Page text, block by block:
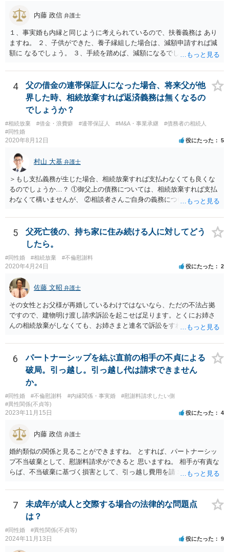
内藤 政信 弁護士
１、事実婚も内縁と同じように考えられているので、扶養義務は あり
ますね。 ２、子供ができた、養子縁組した場合は、減額申請すれば減
額に なるでしょう。 ３、手続を踏めば、減額になるでしょう。 ４、
しょう。 いろいろ議論のあるところですが、実務は上記のような運用
でしょう。
4
父の借金の連帯保証人になった場合、将来父が他
界した時、相続放棄すれば返済義務は無くなるの
でしょうか？
#相続放棄 #借金・浪費癖 #連帯保証人 #M&A・事業承継
#債務者の相続人
#同性婚
2020年8月12日 役にたった 5
村山 大基 弁護士
＞もし支払義務が生じた場合、相続放棄すれば支払わなくても良くな
るのでしょうか…？ ①御父上の債務については、相続放棄すれば支払
わなくて構いませんが、 ②相談者さんご自身の義務については、契約
いないので何とも言えません。 そもそも、何の義務も負わないなら、
印鑑証明まで用意して推定相続人にサインさせる意味もないような気
がします。 もし何らかの義務を相続放棄しても負う内容だと困ります
ので、契約書の文面を持って、弁護士に相談に行かれることをお勧め
します。
5
父死亡後の、持ち家に住み続ける人に対してどう
したら。
#同性婚 #相続放棄 #不倫慰謝料
2020年4月24日 役にたった 2
佐藤 文昭 弁護士
その女性とお父様が再婚しているわけではないなら、ただの不法占拠
ですので、建物明け渡し請求訴訟を起こせば足ります。とくにお姉さ
んの相続放棄がしなくても、お姉さまと連名で訴訟をすればいいだけ
6
パートナーシップを結ぶ直前の相手の不貞による
破局。引っ越し。引っ越し代は請求できません
か。
#同性婚 #不倫慰謝料 #内縁関係・事実婚
#慰謝料請求したい側
#異性関係(不貞等)
2023年11月15日 役にたった 4
内藤 政信 弁護士
婚約類似の関係と見ることができますね。 とすれば、パートナーシッ
プ不当破棄として、慰謝料請求ができると 思いますね。 相手が有責な
らば、不当破棄に基づく損害として、引っ越し費用を請 求できるよう
7
未成年が成人と交際する場合の法律的な問題点
は？
#同性婚 #異性関係(不貞等)
2024年11月13日 役にたった 9